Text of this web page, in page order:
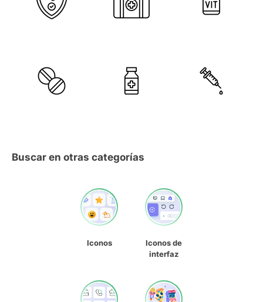
Buscar en otras categorías
Iconos
Iconos de
interfaz